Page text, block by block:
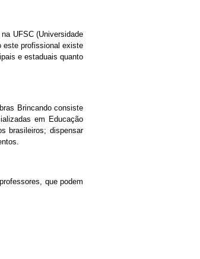
UFSC (Universidade
este profissional existe
e estaduais quanto
Brincando consiste
em Educação
brasileiros; dispensar
que podem